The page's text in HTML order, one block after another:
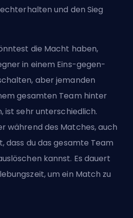
und den Sieg
die Macht haben,
in einem Eins-gegen-
aber jemanden
gesamten Team hinter
ist sehr unterschiedlich.
während des Matches, auch
dass du das gesamte Team
kannst. Es dauert
um ein Match zu